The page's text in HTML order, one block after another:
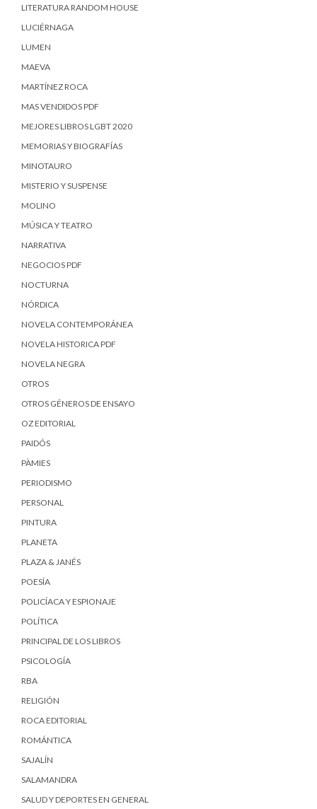
LITERATURA RANDOM HOUSE
LUCIÉRNAGA
LUMEN
MAEVA
MARTÍNEZ ROCA
MAS VENDIDOS PDF
MEJORES LIBROS LGBT 2020
MEMORIAS Y BIOGRAFÍAS
MINOTAURO
MISTERIO Y SUSPENSE
MOLINO
MÚSICA Y TEATRO
NARRATIVA
NEGOCIOS PDF
NOCTURNA
NÓRDICA
NOVELA CONTEMPORÁNEA
NOVELA HISTORICA PDF
NOVELA NEGRA
OTROS
OTROS GÉNEROS DE ENSAYO
OZ EDITORIAL
PAIDÓS
PÀMIES
PERIODISMO
PERSONAL
PINTURA
PLANETA
PLAZA & JANÉS
POESÍA
POLICÍACA Y ESPIONAJE
POLÍTICA
PRINCIPAL DE LOS LIBROS
PSICOLOGÍA
RBA
RELIGIÓN
ROCA EDITORIAL
ROMÁNTICA
SAJALÍN
SALAMANDRA
SALUD Y DEPORTES EN GENERAL